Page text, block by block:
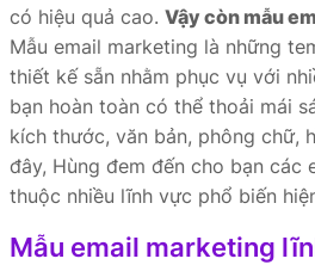
có hiệu quả cao. Vậy còn mẫu
Mẫu email marketing là những
thiết kế sẵn nhằm phục vụ với
bạn hoàn toàn có thể thoải mái
kích thước, văn bản, phông chữ,
đây, Hùng đem đến cho bạn các
thuộc nhiều lĩnh vực phổ biến
Mẫu email marketing